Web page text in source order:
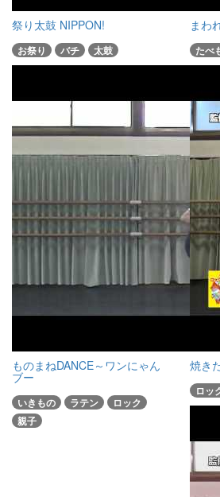
祭り太鼓 NIPPON!
お祭り バチ 太鼓
まわ
たべ
ものまねDANCE～ワンにゃん
ブー
いきもの ラテン
ロック
親子
焼き
ロッ